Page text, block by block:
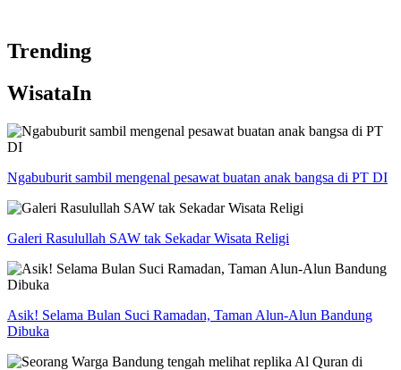
Trending
WisataIn
Ngabuburit sambil mengenal pesawat buatan anak bangsa di PT DI
Galeri Rasulullah SAW tak Sekadar Wisata Religi
Asik! Selama Bulan Suci Ramadan, Taman Alun-Alun Bandung
Dibuka